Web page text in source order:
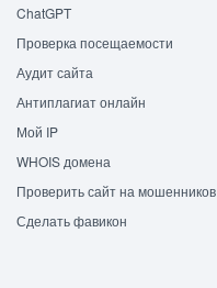
ChatGPT
Проверка посещаемости
Аудит сайта
Антиплагиат онлайн
Мой IP
WHOIS домена
Проверить сайт на мошенников
Сделать фавикон